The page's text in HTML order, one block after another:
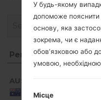
Регіон Назва
Регіон
Назва
AUS
Australia
У будь-якому
допоможе пояснити
основу, яка
зокрема, чи є
обов’язковою або
умовою,
Місце